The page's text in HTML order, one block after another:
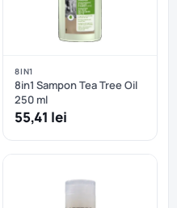
8IN1
8in1 Sampon Tea Tree Oil
250 ml
55,41 lei